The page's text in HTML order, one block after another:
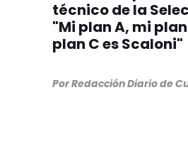
técnico de la
"Mi plan A, mi
plan C es Scaloni"
PorRedacción Diario de